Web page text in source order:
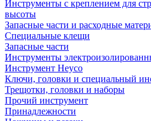
Инструменты с креплением для
высоты
Запасные части и расходные
Специальные клещи
Запасные части
Инструменты
Инструмент Heyco
Ключи, головки и специальный
Трещотки, головки и наборы
Прочий инструмент
Принадлежности